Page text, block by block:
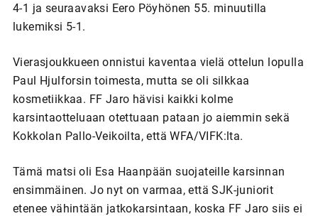
4-1 ja seuraavaksi Eero Pöyhönen 55. minuutilla
lukemiksi 5-1.
Vierasjoukkueen onnistui kaventaa vielä ottelun lopulla
Paul Hjulforsin toimesta, mutta se oli silkkaa
kosmetiikkaa. FF Jaro hävisi kaikki kolme
karsintaotteluaan otettuaan pataan jo aiemmin sekä
Kokkolan Pallo-Veikoilta, että WFA/VIFK:lta.
Tämä matsi oli Esa Haanpään suojateille karsinnan
ensimmäinen. Jo nyt on varmaa, että SJK-juniorit
etenee vähintään jatkokarsintaan, koska FF Jaro siis ei